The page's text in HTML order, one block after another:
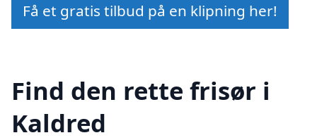
Få et gratis tilbud på en klipning her!
Find den rette frisør i
Kaldred